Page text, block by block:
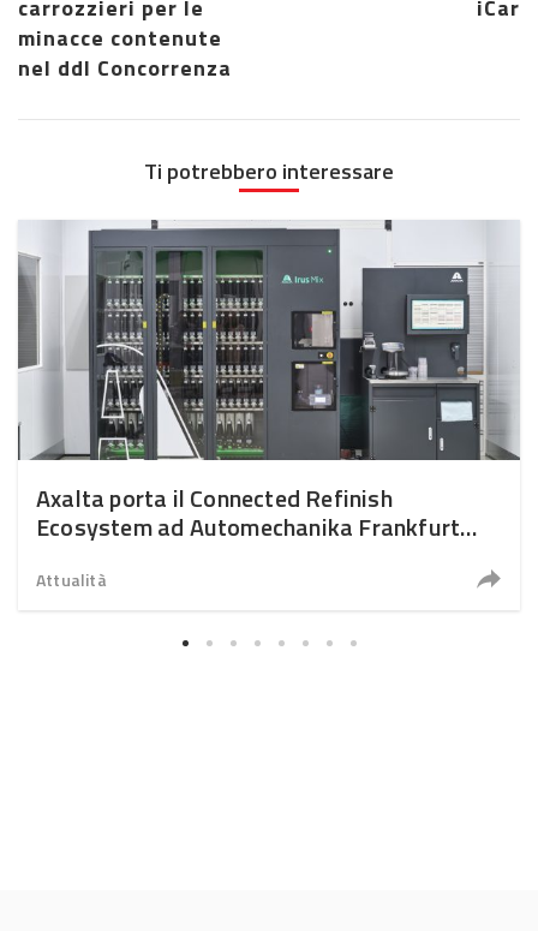
carrozzieri per le
minacce contenute
nel ddl Concorrenza
iCar
Ti potrebbero interessare
Axalta porta il Connected Refinish
Ecosystem ad Automechanika Frankfurt
Attualità